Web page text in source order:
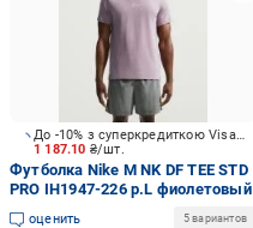
1 187.10 ₴/шт.
До -10% з суперкредиткою Visa Вигода
Футболка Nike M NK DF TEE STD
PRO IH1947-226 р.L фиолетовый
оценить 5 вариантов